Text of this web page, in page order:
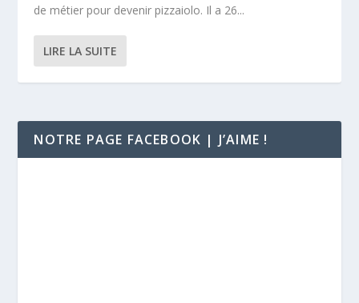
de métier pour devenir pizzaiolo. Il a 26...
LIRE LA SUITE
NOTRE PAGE FACEBOOK | J’AIME !